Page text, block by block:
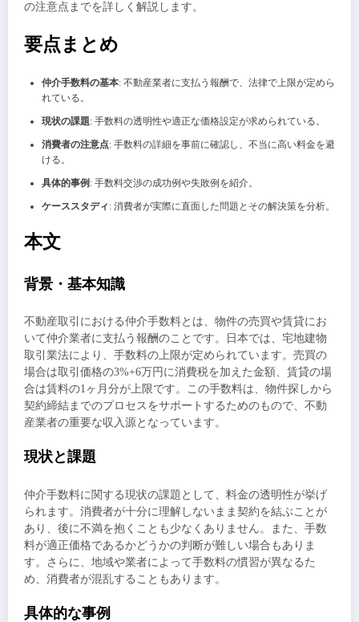
の注意点までを詳しく解説します。
要点まとめ
仲介手数料の基本: 不動産業者に支払う報酬で、法律で上限が定めら
れている。
現状の課題: 手数料の透明性や適正な価格設定が求められている。
消費者の注意点: 手数料の詳細を事前に確認し、不当に高い料金を避
ける。
具体的事例 : 手数料交渉の成功例や失敗例を紹介。
ケーススタディ : 消費者が実際に直面した問題とその解決策を分析。
本文
背景・基本知識
不動産取引における仲介手数料とは、物件の売買や賃貸にお
いて仲介業者に支払う報酬のことです。日本では、宅地建物
取引業法により、手数料の上限が定められています。売買の
場合は取引価格の3%+6万円に消費税を加えた金額、賃貸の場
合は賃料の1ヶ月分が上限です。この手数料は、物件探しから
契約締結までのプロセスをサポートするためのもので、不動
産業者の重要な収入源となっています。
現状と課題
仲介手数料に関する現状の課題として、料金の透明性が挙げ
られます。消費者が十分に理解しないまま契約を結ぶことが
あり、後に不満を抱くことも少なくありません。また、手数
料が適正価格であるかどうかの判断が難しい場合もありま
す。さらに、地域や業者によって手数料の慣習が異なるた
め、消費者が混乱することもあります。
具体的な事例